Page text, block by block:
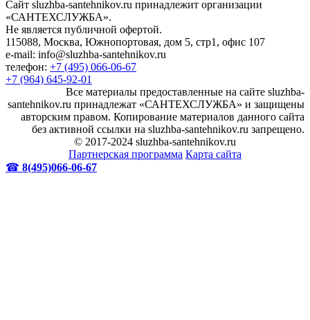
Сайт sluzhba-santehnikov.ru принадлежит организации
«САНТЕХСЛУЖБА».
Не является публичной офертой.
115088, Москва, Южнопортовая, дом 5, стр1, офис 107
e-mail: info@sluzhba-santehnikov.ru
телефон: +7 (495) 066-06-67
+7 (964) 645-92-01
Все материалы предоставленные на сайте sluzhba-
santehnikov.ru принадлежат «САНТЕХСЛУЖБА» и защищены
авторским правом. Копирование материалов данного сайта
без активной ссылки на sluzhba-santehnikov.ru запрещено.
© 2017-2024 sluzhba-santehnikov.ru
Партнерская программа Карта сайта
☎ 8(495)066-06-67